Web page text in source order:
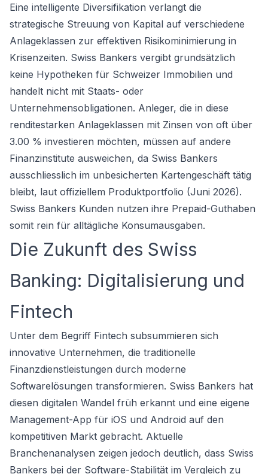
Eine intelligente Diversifikation verlangt die
strategische Streuung von Kapital auf verschiedene
Anlageklassen zur effektiven Risikominimierung in
Krisenzeiten. Swiss Bankers vergibt grundsätzlich
keine Hypotheken für Schweizer Immobilien und
handelt nicht mit Staats- oder
Unternehmensobligationen. Anleger, die in diese
renditestarken Anlageklassen mit Zinsen von oft über
3.00 % investieren möchten, müssen auf andere
Finanzinstitute ausweichen, da Swiss Bankers
ausschliesslich im unbesicherten Kartengeschäft tätig
bleibt, laut offiziellem Produktportfolio (Juni 2026).
Swiss Bankers Kunden nutzen ihre Prepaid-Guthaben
somit rein für alltägliche Konsumausgaben.
Die Zukunft des Swiss
Banking: Digitalisierung und
Fintech
Unter dem Begriff Fintech subsummieren sich
innovative Unternehmen, die traditionelle
Finanzdienstleistungen durch moderne
Softwarelösungen transformieren. Swiss Bankers hat
diesen digitalen Wandel früh erkannt und eine eigene
Management-App für iOS und Android auf den
kompetitiven Markt gebracht. Aktuelle
Branchenanalysen zeigen jedoch deutlich, dass Swiss
Bankers bei der Software-Stabilität im Vergleich zu